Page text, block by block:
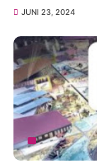
JUNI 23, 2024